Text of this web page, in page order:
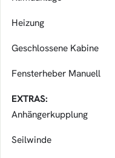
Heizung
Geschlossene Kabine
Fensterheber Manuell
EXTRAS:
Anhängerkupplung
Seilwinde